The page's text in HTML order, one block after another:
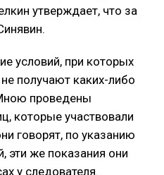
утверждает, что за
условий, при которых
получают каких-либо
проведены
которые участвовали
говорят, по указанию
эти же показания они
у следователя.